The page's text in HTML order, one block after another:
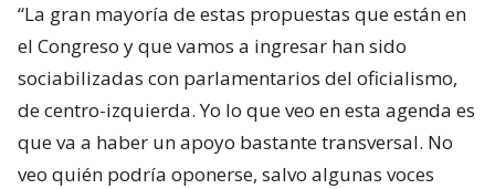
“La gran mayoría de estas propuestas que están en
el Congreso y que vamos a ingresar han sido
sociabilizadas con parlamentarios del oficialismo,
de centro-izquierda. Yo lo que veo en esta agenda es
que va a haber un apoyo bastante transversal. No
veo quién podría oponerse, salvo algunas voces